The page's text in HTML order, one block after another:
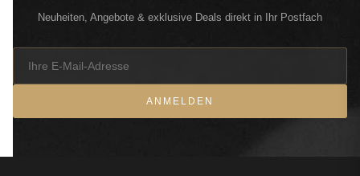
Neuheiten, Angebote & exklusive Deals direkt in Ihr Postfach
ANMELDEN